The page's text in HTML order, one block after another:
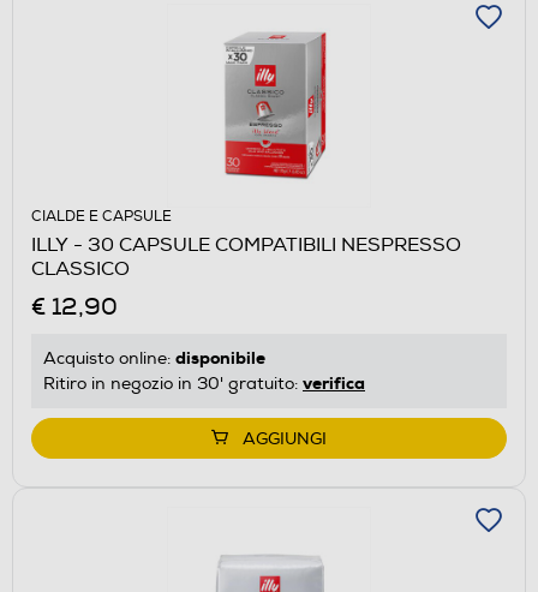
CIALDE E CAPSULE
ILLY - 30 CAPSULE COMPATIBILI NESPRESSO
CLASSICO
€ 12,90
Acquisto online: disponibile
Ritiro in negozio in 30' gratuito: verifica
AGGIUNGI